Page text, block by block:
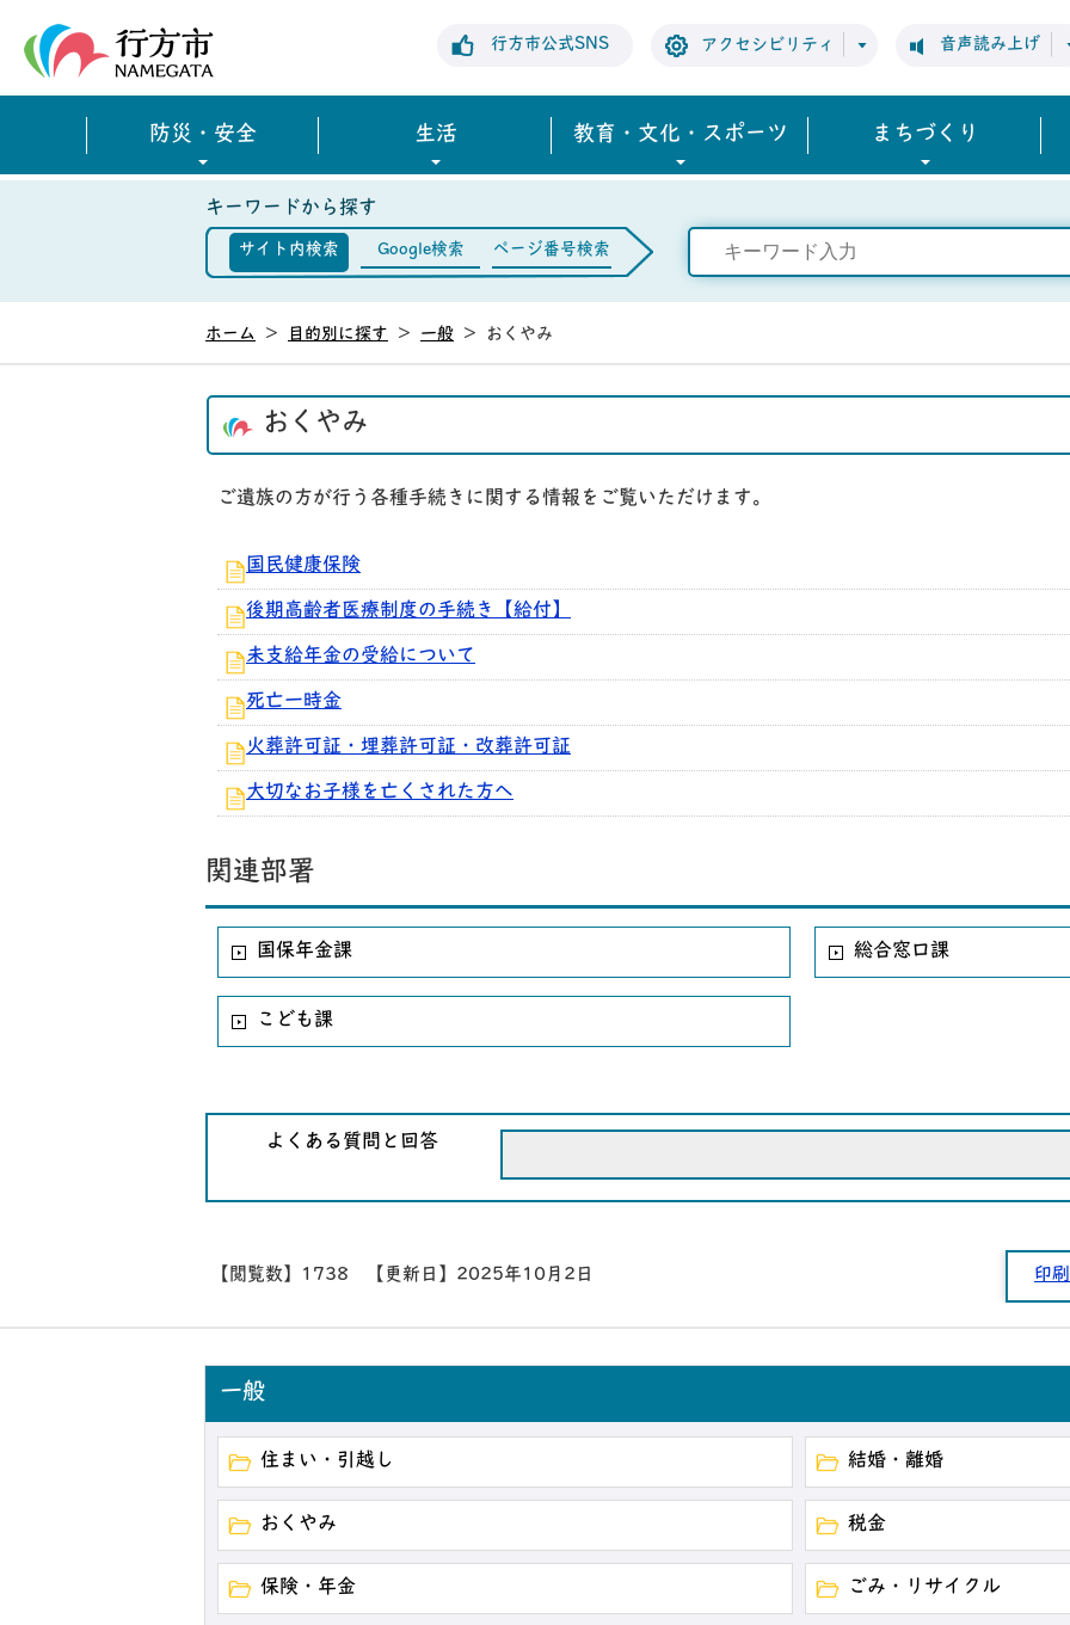
行方市公式SNS アクセシビリティ 音声読み上げ
防災・安全 生活 教育・文化・スポーツ まちづくり
キーワードから探す
サイト内検索 Google検索 ページ番号検索
ホーム > 目的別に探す > 一般 > おくやみ
おくやみ
ご遺族の方が行う各種手続きに関する情報をご覧いただけます。
国民健康保険
後期高齢者医療制度の手続き【給付】
未支給年金の受給について
死亡一時金
火葬許可証・埋葬許可証・改葬許可証
大切なお子様を亡くされた方へ
関連部署
国保年金課 総合窓口課
こども課
よくある質問と回答
【閲覧数】 1738 【更新日】 2025年10月2日 印
一般
住まい・引越し 結婚・離婚
おくやみ 税金
保険・年金 ごみ・リサイクル